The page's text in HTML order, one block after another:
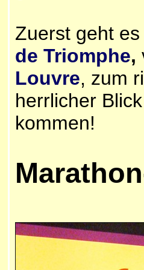
Zuerst geht
de Triomphe,
Louvre, zum
herrlicher
kommen!